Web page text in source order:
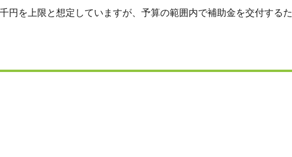
円を上限と想定していますが、予算の範囲内で補助金を交付するた